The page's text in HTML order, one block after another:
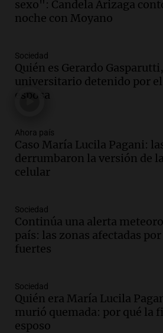
marchan contra
Panorama Federal
Audio.
El "Mono" de
adelantó su show en
Viva la Radio Rosario
Episodios
en suspenso a hombre
de recaudación en San
Panorama Federal
Episodios
ayuda por problemas de
ostentación de
Amamos Argentina
Episodios
avanza con testimonios
accidente en Villa
Panorama Federal
Episodios
sexo": Candela Arizaga
noche con Moyano
Sociedad
Quién es Gerardo
universitario detenido por
esposa
Ahora país
Caso María Lucila Pagani:
derrumbaron la versión de
celular
Sociedad
Continúa una alerta
país: las zonas afectadas
fuertes
Sociedad
Quién era María Lucila
murió quemada: por qué la
esposo